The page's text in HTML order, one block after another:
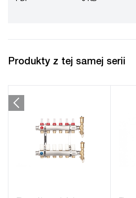
Produkty z tej samej serii